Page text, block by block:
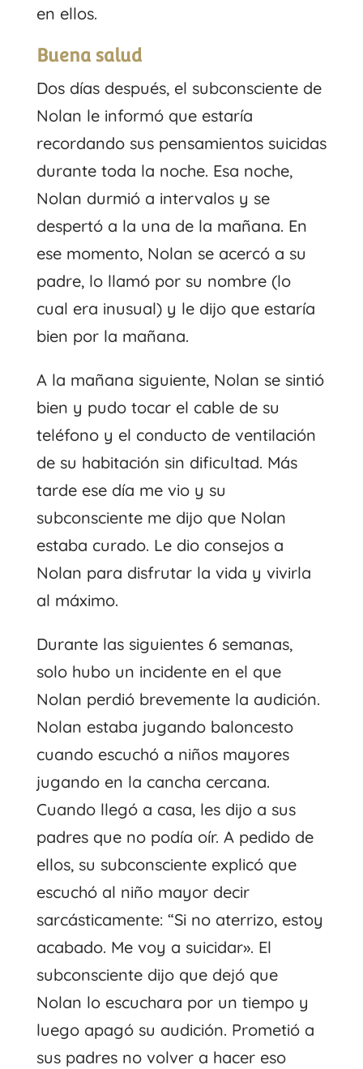
en ellos.
Buena salud
Dos días después, el subconsciente de
Nolan le informó que estaría
recordando sus pensamientos suicidas
durante toda la noche. Esa noche,
Nolan durmió a intervalos y se
despertó a la una de la mañana. En
ese momento, Nolan se acercó a su
padre, lo llamó por su nombre (lo
cual era inusual) y le dijo que estaría
bien por la mañana.
A la mañana siguiente, Nolan se sintió
bien y pudo tocar el cable de su
teléfono y el conducto de ventilación
de su habitación sin dificultad. Más
tarde ese día me vio y su
subconsciente me dijo que Nolan
estaba curado. Le dio consejos a
Nolan para disfrutar la vida y vivirla
al máximo.
Durante las siguientes 6 semanas,
solo hubo un incidente en el que
Nolan perdió brevemente la audición.
Nolan estaba jugando baloncesto
cuando escuchó a niños mayores
jugando en la cancha cercana.
Cuando llegó a casa, les dijo a sus
padres que no podía oír. A pedido de
ellos, su subconsciente explicó que
escuchó al niño mayor decir
sarcásticamente: “Si no aterrizo, estoy
acabado. Me voy a suicidar». El
subconsciente dijo que dejó que
Nolan lo escuchara por un tiempo y
luego apagó su audición. Prometió a
sus padres no volver a hacer eso